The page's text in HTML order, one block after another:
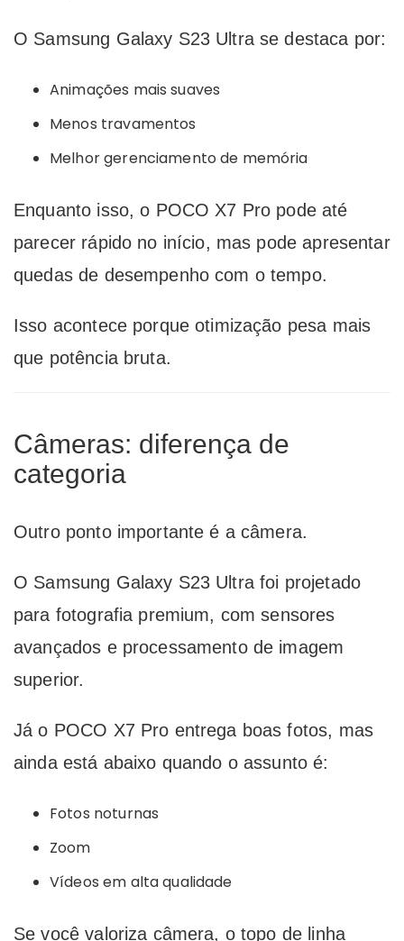
O Samsung Galaxy S23 Ultra se destaca por:
Animações mais suaves
Menos travamentos
Melhor gerenciamento de memória
Enquanto isso, o POCO X7 Pro pode até
parecer rápido no início, mas pode apresentar
quedas de desempenho com o tempo.
Isso acontece porque otimização pesa mais
que potência bruta.
Câmeras: diferença de
categoria
Outro ponto importante é a câmera.
O Samsung Galaxy S23 Ultra foi projetado
para fotografia premium, com sensores
avançados e processamento de imagem
superior.
Já o POCO X7 Pro entrega boas fotos, mas
ainda está abaixo quando o assunto é:
Fotos noturnas
Zoom
Vídeos em alta qualidade
Se você valoriza câmera, o topo de linha